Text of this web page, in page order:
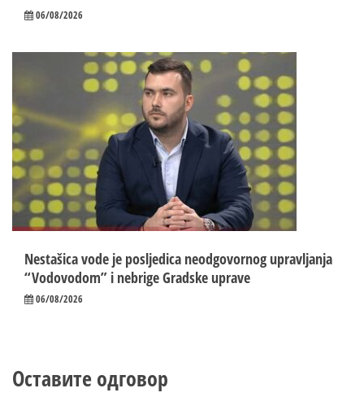
06/08/2026
Nestašica vode je posljedica neodgovornog upravljanja
“Vodovodom” i nebrige Gradske uprave
06/08/2026
Оставите одговор